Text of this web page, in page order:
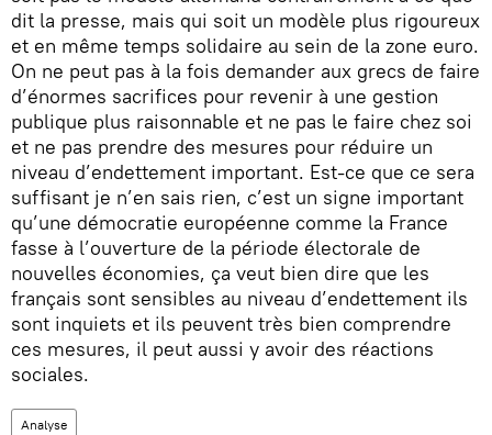
dit la presse, mais qui soit un modèle plus rigoureux
et en même temps solidaire au sein de la zone euro.
On ne peut pas à la fois demander aux grecs de faire
d’énormes sacrifices pour revenir à une gestion
publique plus raisonnable et ne pas le faire chez soi
et ne pas prendre des mesures pour réduire un
niveau d’endettement important. Est-ce que ce sera
suffisant je n’en sais rien, c’est un signe important
qu’une démocratie européenne comme la France
fasse à l’ouverture de la période électorale de
nouvelles économies, ça veut bien dire que les
français sont sensibles au niveau d’endettement ils
sont inquiets et ils peuvent très bien comprendre
ces mesures, il peut aussi y avoir des réactions
sociales.
Analyse